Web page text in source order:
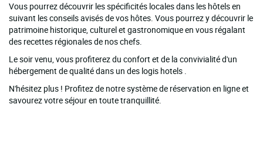
Vous pourrez découvrir les spécificités locales dans les hôtels en
suivant les conseils avisés de vos hôtes. Vous pourrez y découvrir le
patrimoine historique, culturel et gastronomique en vous régalant
des recettes régionales de nos chefs.
Le soir venu, vous profiterez du confort et de la convivialité d'un
hébergement de qualité dans un des logis hotels .
N'hésitez plus ! Profitez de notre système de réservation en ligne et
savourez votre séjour en toute tranquillité.